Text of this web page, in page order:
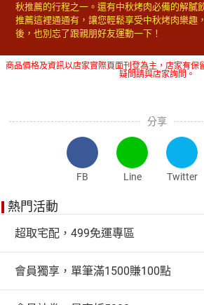
秋推薦的行程之一。還有中秋烤肉必備的解膩
推薦這裡通通有，讓您輕鬆享受中秋烤肉樂趣
後，也別忘了跟親朋好友運動一下！
商品價格及資訊以店家實際頁面刊登為主，店家有保
疑問請與店家詢問。
分享
FB Line Twitter
熱門活動
超取宅配，499免運專區
會員獨享，單筆滿1500賺100點